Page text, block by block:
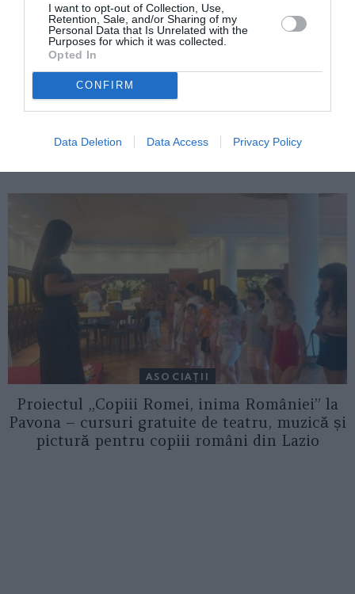
I want to opt-out of Collection, Use,
Retention, Sale, and/or Sharing of my
Personal Data that Is Unrelated with the
Purposes for which it was collected.
Opted In
CONFIRM
Data Deletion Data Access Privacy Policy
ITALIA
Concursul Miss Badante 2026: informații
ASOCIAŢII
Proiectul „Copiii Romei, inima României” la
Pavona – cursuri gratuite de teatru, muzică și
pictură pentru copiii români din Lazio